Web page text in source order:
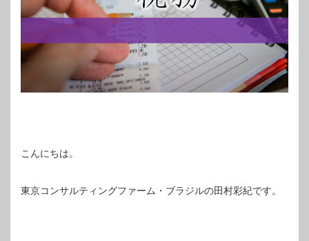
こんにちは。
東京コンサルティングファーム・ブラジルの田村彩紀です。